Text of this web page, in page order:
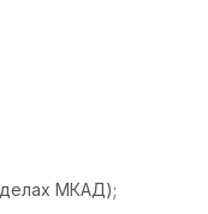
МКАД);